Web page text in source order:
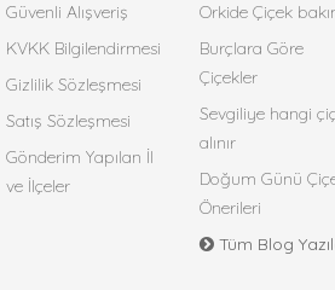
Güvenli Alışveriş
KVKK Bilgilendirmesi
Gizlilik Sözleşmesi
Satış Sözleşmesi
Gönderim Yapılan İl
ve İlçeler
Orkide Çiçek
Burçlara Göre
Çiçekler
Sevgiliye hangi
alınır
Doğum Günü
Önerileri
Tüm Blog